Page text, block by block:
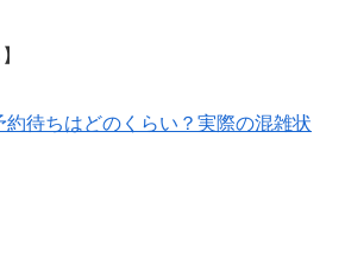
約待ちはどのくらい？実際の混雑状